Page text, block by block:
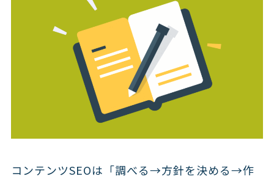
コンテンツSEOは「調べる→方針を決める→作